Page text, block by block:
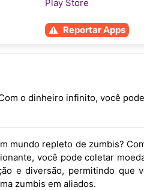
Play Store
Reportar Apps
o dinheiro infinito, você
mundo repleto de zumbis?
você pode coletar
e diversão, permitindo que
zumbis em aliados.